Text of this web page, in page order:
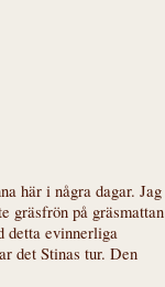
här i några dagar. Jag
gräsfrön på gräsmattan
detta evinnerliga
det Stinas tur. Den